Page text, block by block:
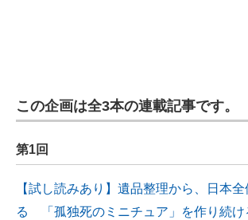
この企画は全3本の連載記事です。
第1回
【試し読みあり】遺品整理から、日本全
る 「孤独死のミニチュア」を作り続け